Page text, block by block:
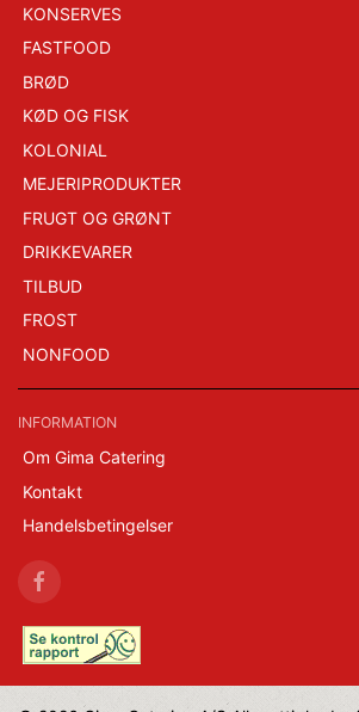
KONSERVES
FASTFOOD
BRØD
KØD OG FISK
KOLONIAL
MEJERIPRODUKTER
FRUGT OG GRØNT
DRIKKEVARER
TILBUD
FROST
NONFOOD
INFORMATION
Om Gima Catering
Kontakt
Handelsbetingelser